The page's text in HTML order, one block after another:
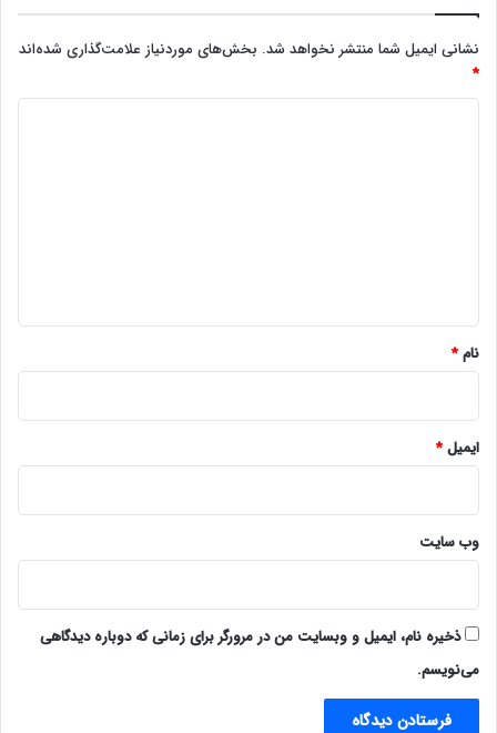
نشانی ایمیل شما منتشر نخواهد شد. بخش‌های موردنیاز علامت‌گذاری شده‌اند
*
نام*
ایمیل*
وب‌ سایت
ذخیره نام، ایمیل و وبسایت من در مرورگر برای زمانی که دوباره دیدگاهی
می‌نویسم.